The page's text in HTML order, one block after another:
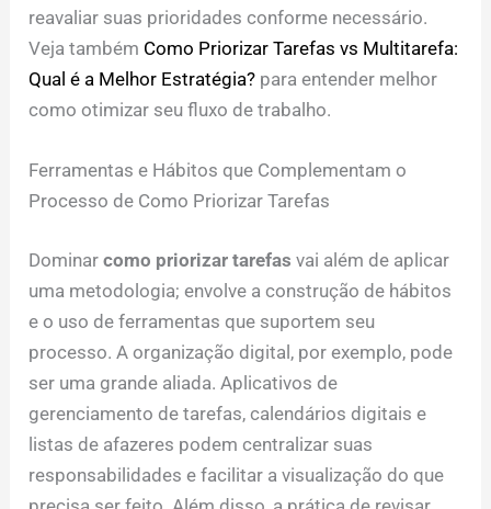
reavaliar suas prioridades conforme necessário.
Veja também Como Priorizar Tarefas vs Multitarefa:
Qual é a Melhor Estratégia? para entender melhor
como otimizar seu fluxo de trabalho.
Ferramentas e Hábitos que Complementam o
Processo de Como Priorizar Tarefas
Dominarcomo priorizar tarefas vai além de aplicar
uma metodologia; envolve a construção de hábitos
e o uso de ferramentas que suportem seu
processo. A organização digital, por exemplo, pode
ser uma grande aliada. Aplicativos de
gerenciamento de tarefas, calendários digitais e
listas de afazeres podem centralizar suas
responsabilidades e facilitar a visualização do que